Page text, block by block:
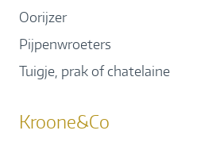
Oorijzer
Pijpenwroeters
Tuigje, prak of chatelaine
Kroone&Co